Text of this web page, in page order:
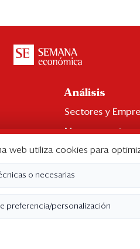
Análisis
Sectores y
Management
Economía y
Ranking CEO
Blogs
web utiliza cookies para
o necesarias
preferencia/personalización